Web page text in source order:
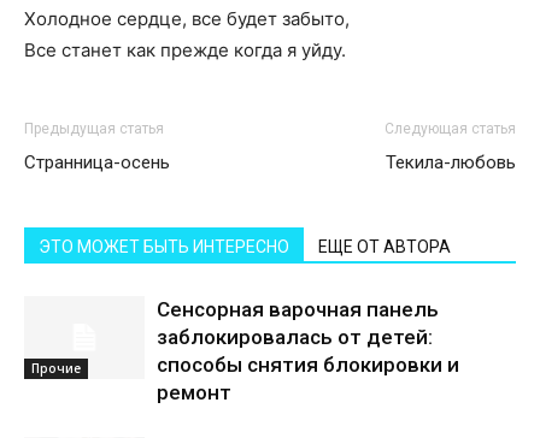
Холодное сердце, все будет забыто,
Все станет как прежде когда я уйду.
Предыдущая статья
Странница-осень
Следующая статья
Текила-любовь
ЭТО МОЖЕТ БЫТЬ ИНТЕРЕСНО ЕЩЕ ОТ АВТОРА
Прочие
Сенсорная варочная панель
заблокировалась от детей:
способы снятия блокировки и
ремонт